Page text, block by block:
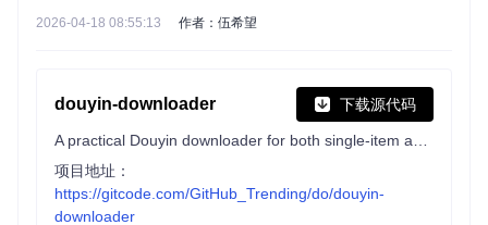
2026-04-18 08:55:13 作者：伍希望
douyin-downloader 下载源代码
项目地址：
https://gitcode.com/GitHub_Trending/do/douyin-
downloader